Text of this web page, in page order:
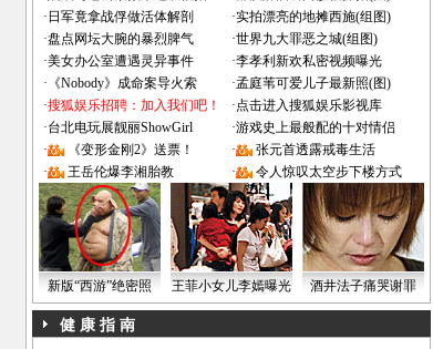
· 日军竟拿战俘做活体解剖 ·实拍漂亮的地摊西施(组图)
·盘点网坛大腕的暴烈脾气 ·世界九大罪恶之城(组图)
·美女办公室遭遇灵异事件 ·李孝利新欢私密视频曝光
· 《Nobody》成命案导火索 ·孟庭苇可爱儿子最新照(图)
·搜狐娱乐招聘：加入我们吧！ ·点击进入搜狐娱乐影视库
·台北电玩展靓丽ShowGirl ·游戏史上最般配的十对情侣
·
《变形金刚2》送票！ ·
张元首透露戒毒生活
·
王岳伦爆李湘胎教 · 令人惊叹太空步下楼方式
新版“西游”绝密照 王菲小女儿李嫣曝光 酒井法子痛哭谢罪
健 康 指 南